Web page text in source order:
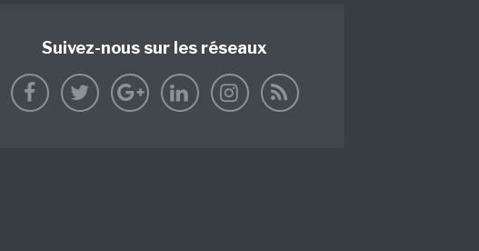
Suivez-nous sur les réseaux